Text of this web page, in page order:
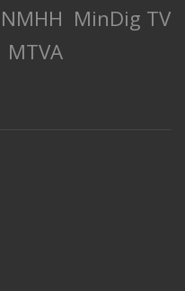
NMHH MinDig TV
MTVA